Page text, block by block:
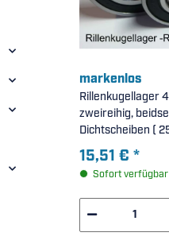
markenlos
Rillenkugellager
zweireihig,
15,51 € *
Sofort verfügbar